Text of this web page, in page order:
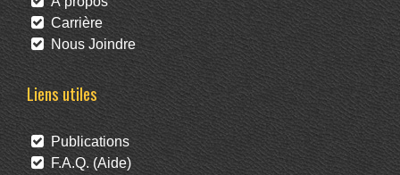
Carrière
Nous Joindre
Liens utiles
Publications
F.A.Q. (Aide)